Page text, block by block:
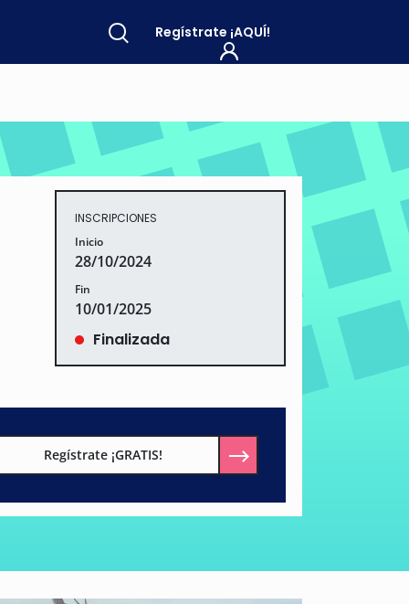
Regístrate ¡AQUÍ!
INSCRIPCIONES
Inicio
28/10/2024
Fin
10/01/2025
Finalizada
Regístrate ¡GRATIS!